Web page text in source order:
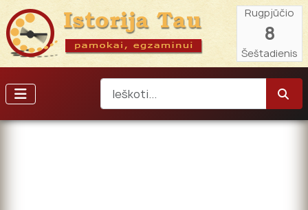
Rugpjūčio
8
Šeštadienis